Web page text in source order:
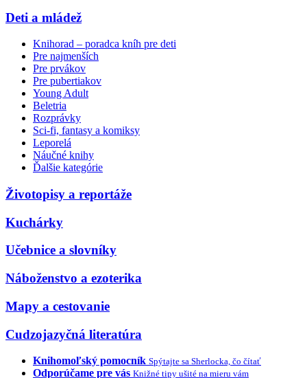
Deti a mládež
Knihorad – poradca kníh pre deti
Pre najmenších
Pre prvákov
Pre pubertiakov
Young Adult
Beletria
Rozprávky
Sci-fi, fantasy a komiksy
Leporelá
Náučné knihy
Ďalšie kategórie
Životopisy a reportáže
Kuchárky
Učebnice a slovníky
Náboženstvo a ezoterika
Mapy a cestovanie
Cudzojazyčná literatúra
Knihomoľský pomocník Spýtajte sa Sherlocka, čo čítať
Odporúčame pre vás Knižné tipy ušité na mieru vám